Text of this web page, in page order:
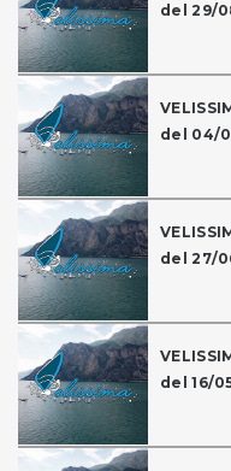
del 29/
del 04/
del 27/
del 16/